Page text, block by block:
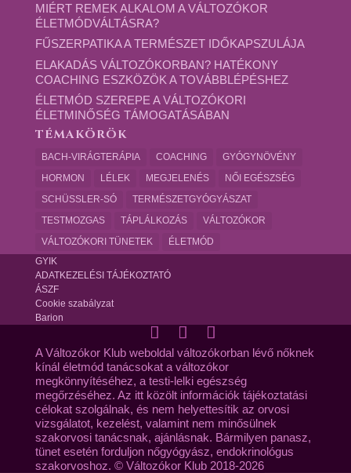
MIÉRT REMEK ALKALOM A VÁLTOZÓKOR
ÉLETMÓDVÁLTÁSRA?
FŰSZERPATIKA A TERMÉSZET IDŐKAPSZULÁJA
ELAKADÁS VÁLTOZÓKORBAN? HATÉKONY
COACHING ESZKÖZÖK A TOVÁBBLÉPÉSHEZ
ÉLETMÓD SZEREPE A VÁLTOZÓKORI
ÉLETMINŐSÉG TÁMOGATÁSÁBAN
TÉMAKÖRÖK
BACH-VIRÁGTERÁPIA COACHING
GYÓGYNÖVÉNY
HORMON
LÉLEK MEGJELENÉS
NŐI EGÉSZSÉG
SCHÜSSLER-SÓ
TERMÉSZETGYÓGYÁSZAT
TESTMOZGAS
TÁPLÁLKOZÁS
VÁLTOZÓKOR
VÁLTOZÓKORI TÜNETEK
ÉLETMÓD
GYIK
ADATKEZELÉSI TÁJÉKOZTATÓ
ÁSZF
Cookie szabályzat
Barion
A Változókor Klub weboldal változókorban lévő nőknek
kínál életmód tanácsokat a változókor
megkönnyítéséhez, a testi-lelki egészség
megőrzéséhez. Az itt közölt információk tájékoztatási
célokat szolgálnak, és nem helyettesítik az orvosi
vizsgálatot, kezelést, valamint nem minősülnek
szakorvosi tanácsnak, ajánlásnak. Bármilyen panasz,
tünet esetén forduljon nőgyógyász, endokrinológus
szakorvoshoz. © Változókor Klub 2018-2026